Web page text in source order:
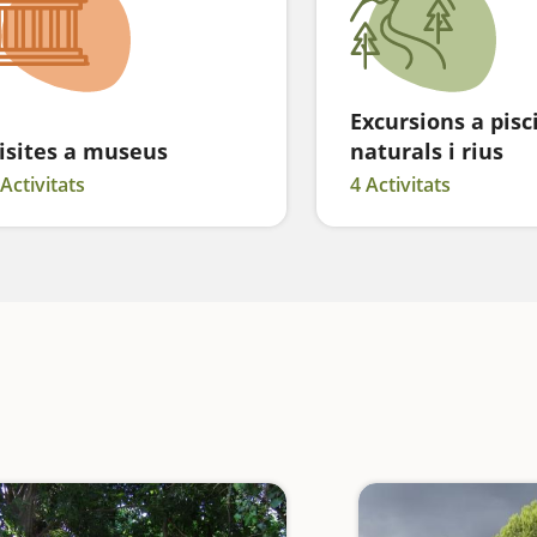
a museus
Excursions a
naturals i rius
4 Activitats